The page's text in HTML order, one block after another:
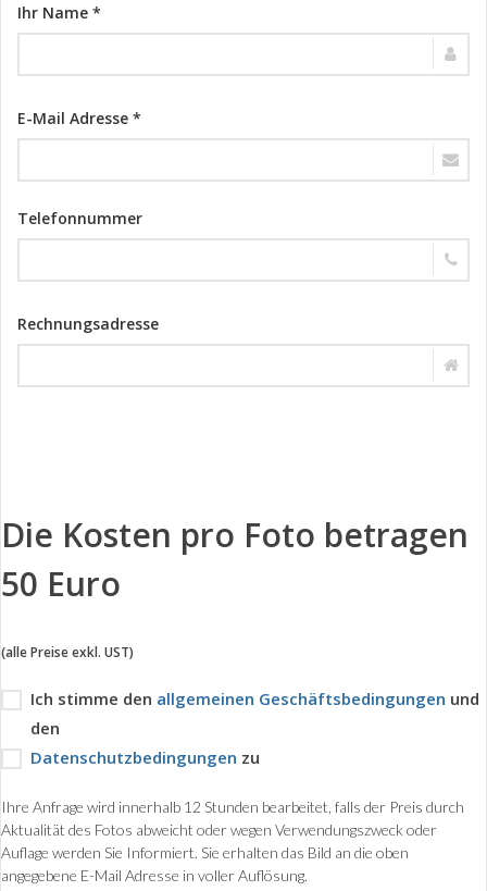
Ihr Name *
E-Mail Adresse *
Telefonnummer
Rechnungsadresse
Die Kosten pro Foto betragen
50 Euro
(alle Preise exkl. UST)
Ich stimme den allgemeinen Geschäftsbedingungen und
den
Datenschutzbedingungen zu
Ihre Anfrage wird innerhalb 12 Stunden bearbeitet, falls der Preis durch
Aktualität des Fotos abweicht oder wegen Verwendungszweck oder
Auflage werden Sie Informiert. Sie erhalten das Bild an die oben
angegebene E-Mail Adresse in voller Auflösung.